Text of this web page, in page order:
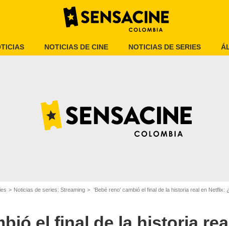
NOTICIAS DE CINE NOTICIAS DE SERIES
Noticias de series: Streaming 'Bebé reno' cambió el final de la historia real en